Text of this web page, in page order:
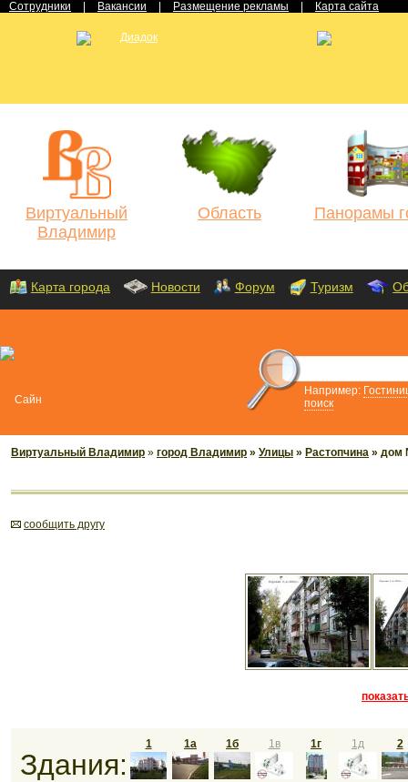
Сотрудники Вакансии Размещение рекламы Карта сайта
Виртуальный
Владимир
Область Панорамы
Карта города Новости Форум Туризм
Например:
поиск
Виртуальный Владимир » город Владимир » Улицы » Растопчина » дом
cообщить другу
Здания:
1 1а 1б 1в 1г 1д 2